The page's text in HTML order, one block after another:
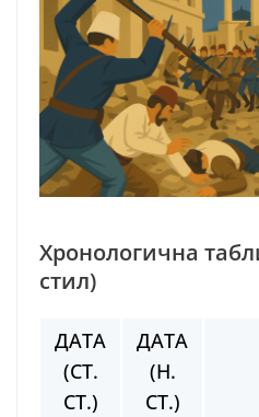
Хронологична
стил)
ДАТА
(СТ.
СТ.)
ДАТА
(Н.
СТ.)